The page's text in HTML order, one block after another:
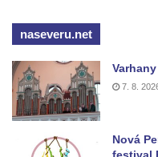
naseveru.net
7. 8.
Nová